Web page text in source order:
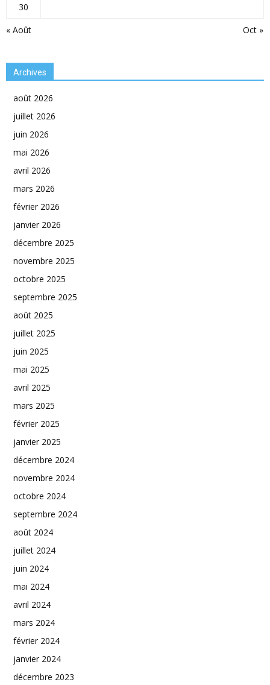
« Août Oct »
30
Archives
août 2026
juillet 2026
juin 2026
mai 2026
avril 2026
mars 2026
février 2026
janvier 2026
décembre 2025
novembre 2025
octobre 2025
septembre 2025
août 2025
juillet 2025
juin 2025
mai 2025
avril 2025
mars 2025
février 2025
janvier 2025
décembre 2024
novembre 2024
octobre 2024
septembre 2024
août 2024
juillet 2024
juin 2024
mai 2024
avril 2024
mars 2024
février 2024
janvier 2024
décembre 2023